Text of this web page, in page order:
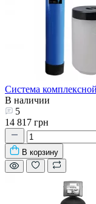
Система
В наличии
5
14 817 грн
В корзину